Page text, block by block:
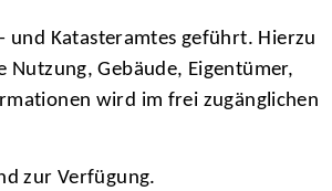
und Katasteramtes geführt. Hierzu
Nutzung, Gebäude, Eigentümer,
wird im frei zugänglichen
zur Verfügung.